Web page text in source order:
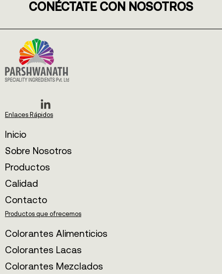
CONÉCTATE CON NOSOTROS
Enlaces Rápidos
Inicio
Sobre Nosotros
Productos
Calidad
Contacto
Productos que ofrecemos
Colorantes Alimenticios
Colorantes Lacas
Colorantes Mezclados